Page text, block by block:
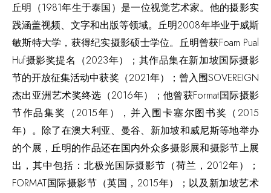
丘明（1981年生于泰国）是一位视觉艺术家。他的摄影实
践涵盖视频、文字和出版等领域。丘明2008年毕业于威斯
敏斯特大学，获得纪实摄影硕士学位。丘明曾获Foam Pual
Huf摄影奖提名（2023年）；其作品集在新加坡国际摄影
节的开放征集活动中获奖（2021年）；曾入围SOVEREIGN
杰出亚洲艺术奖终选（2016年）；他曾获Format国际摄影
节作品集奖（2015年），并入围卡塞尔图书奖（2015
年）。除了在澳大利亚、曼谷、新加坡和威尼斯等地举办
的个展，丘明的作品还在国内外众多摄影展和摄影节上展
出，其中包括：北极光国际摄影节（荷兰，2012年）；
FORMAT国际摄影节（英国，2015年）；以及新加坡艺术